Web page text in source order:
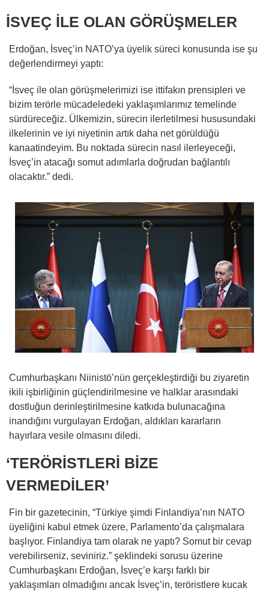
İSVEÇ İLE OLAN GÖRÜŞMELER
Erdoğan, İsveç’in NATO’ya üyelik süreci konusunda ise şu
değerlendirmeyi yaptı:
“İsveç ile olan görüşmelerimizi ise ittifakın prensipleri ve
bizim terörle mücadeledeki yaklaşımlarımız temelinde
sürdüreceğiz. Ülkemizin, sürecin ilerletilmesi hususundaki
ilkelerinin ve iyi niyetinin artık daha net görüldüğü
kanaatindeyim. Bu noktada sürecin nasıl ilerleyeceği,
İsveç’in atacağı somut adımlarla doğrudan bağlantılı
olacaktır.” dedi.
Cumhurbaşkanı Niinistö’nün gerçekleştirdiği bu ziyaretin
ikili işbirliğinin güçlendirilmesine ve halklar arasındaki
dostluğun derinleştirilmesine katkıda bulunacağına
inandığını vurgulayan Erdoğan, aldıkları kararların
hayırlara vesile olmasını diledi.
‘TERÖRİSTLERİ BİZE
VERMEDİLER’
Fin bir gazetecinin, “Türkiye şimdi Finlandiya’nın NATO
üyeliğini kabul etmek üzere, Parlamento’da çalışmalara
başlıyor. Finlandiya tam olarak ne yaptı? Somut bir cevap
verebilirseniz, seviniriz.” şeklindeki sorusu üzerine
Cumhurbaşkanı Erdoğan, İsveç’e karşı farklı bir
yaklaşımları olmadığını ancak İsveç’in, teröristlere kucak